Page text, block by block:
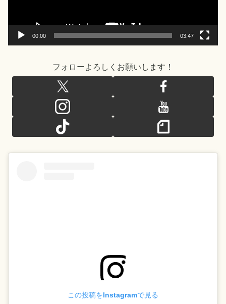
00:00 03:47
フォローよろしくお願いします！
この投稿をInstagramで見る